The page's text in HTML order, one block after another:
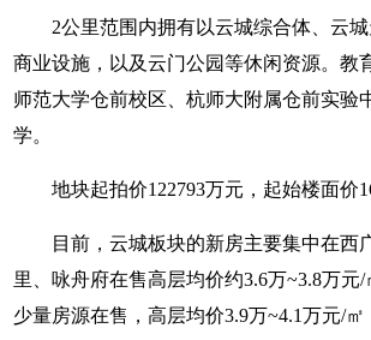
2公里范围内拥有以云城综合体、云
商业设施，以及云门公园等休闲资源。教
师范大学仓前校区、杭师大附属仓前实验
学。
地块起拍价122793万元，起始楼面价
目前，云城板块的新房主要集中在西
里、咏舟府在售高层均价约3.6万~3.8万元
少量房源在售，高层均价3.9万~4.1万元/